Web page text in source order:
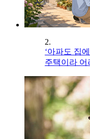
2.
‘아파도 집
주택이라 어